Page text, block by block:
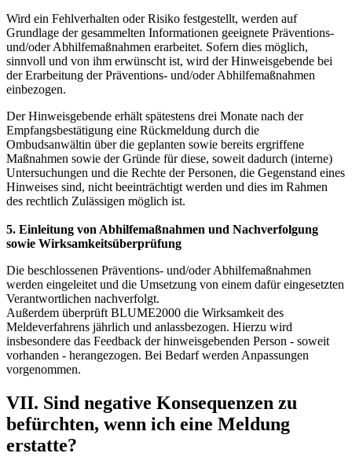
Wird ein Fehlverhalten oder Risiko festgestellt, werden auf
Grundlage der gesammelten Informationen geeignete Präventions-
und/oder Abhilfemaßnahmen erarbeitet. Sofern dies möglich,
sinnvoll und von ihm erwünscht ist, wird der Hinweisgebende bei
der Erarbeitung der Präventions- und/oder Abhilfemaßnahmen
einbezogen.
Der Hinweisgebende erhält spätestens drei Monate nach der
Empfangsbestätigung eine Rückmeldung durch die
Ombudsanwältin über die geplanten sowie bereits ergriffene
Maßnahmen sowie der Gründe für diese, soweit dadurch (interne)
Untersuchungen und die Rechte der Personen, die Gegenstand eines
Hinweises sind, nicht beeinträchtigt werden und dies im Rahmen
des rechtlich Zulässigen möglich ist.
5. Einleitung von Abhilfemaßnahmen und Nachverfolgung
sowie Wirksamkeitsüberprüfung
Die beschlossenen Präventions- und/oder Abhilfemaßnahmen
werden eingeleitet und die Umsetzung von einem dafür eingesetzten
Verantwortlichen nachverfolgt.
Außerdem überprüft BLUME2000 die Wirksamkeit des
Meldeverfahrens jährlich und anlassbezogen. Hierzu wird
insbesondere das Feedback der hinweisgebenden Person - soweit
vorhanden - herangezogen. Bei Bedarf werden Anpassungen
vorgenommen.
VII. Sind negative Konsequenzen zu
befürchten, wenn ich eine Meldung
erstatte?